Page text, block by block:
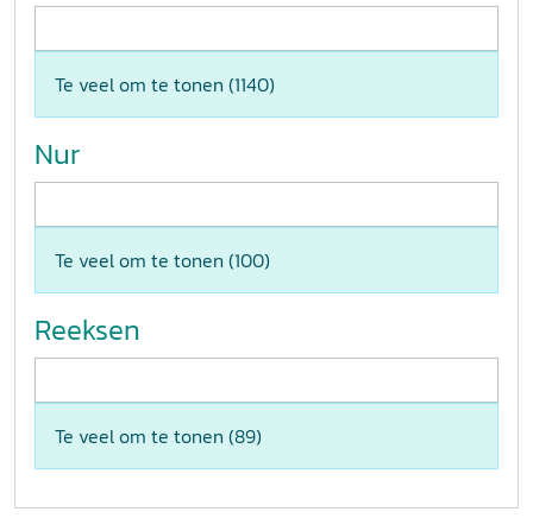
Te veel om te tonen (1140)
Nur
Te veel om te tonen (100)
Reeksen
Te veel om te tonen (89)